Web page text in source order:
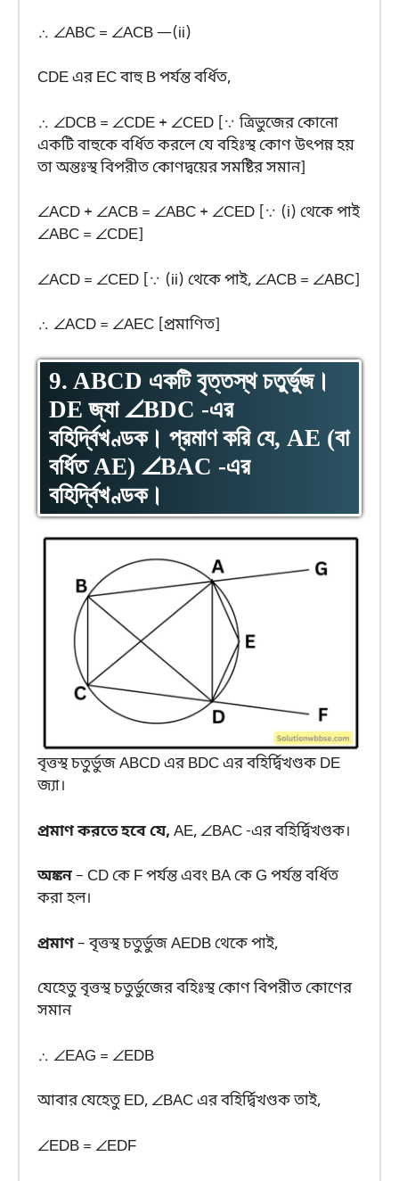
∴ ∠ABC = ∠ACB —(ii)
CDE এর EC বাহু B পর্যন্ত বর্ধিত,
∴ ∠DCB = ∠CDE + ∠CED [∵ ত্রিভুজের কোনো
একটি বাহুকে বর্ধিত করলে যে বহিঃস্থ কোণ উৎপন্ন হয়
তা অন্তঃস্থ বিপরীত কোণদ্বয়ের সমষ্টির সমান]
∠ACD + ∠ACB = ∠ABC + ∠CED [∵ (i) থেকে পাই
∠ABC = ∠CDE]
∠ACD = ∠CED [∵ (ii) থেকে পাই, ∠ACB = ∠ABC]
∴ ∠ACD = ∠AEC [প্রমাণিত]
9. ABCD একটি বৃত্তস্থ চতুর্ভুজ।
DE জ্যা ∠BDC -এর
বহির্দ্বিখণ্ডক। প্রমাণ করি যে, AE (বা
বর্ধিত AE) ∠BAC -এর
বহির্দ্বিখণ্ডক।
বৃত্তস্থ চতুর্ভুজ ABCD এর BDC এর বহির্দ্বিখণ্ডক DE
জ্যা।
প্রমাণ করতে হবে যে, AE, ∠BAC -এর বহির্দ্বিখণ্ডক।
অঙ্কন– CD কে F পর্যন্ত এবং BA কে G পর্যন্ত বর্ধিত
করা হল।
প্রমাণ– বৃত্তস্থ চতুর্ভুজ AEDB থেকে পাই,
যেহেতু বৃত্তস্থ চতুর্ভুজের বহিঃস্থ কোণ বিপরীত কোণের
সমান
∴ ∠EAG = ∠EDB
আবার যেহেতু ED, ∠BAC এর বহির্দ্বিখণ্ডক তাই,
∠EDB = ∠EDF